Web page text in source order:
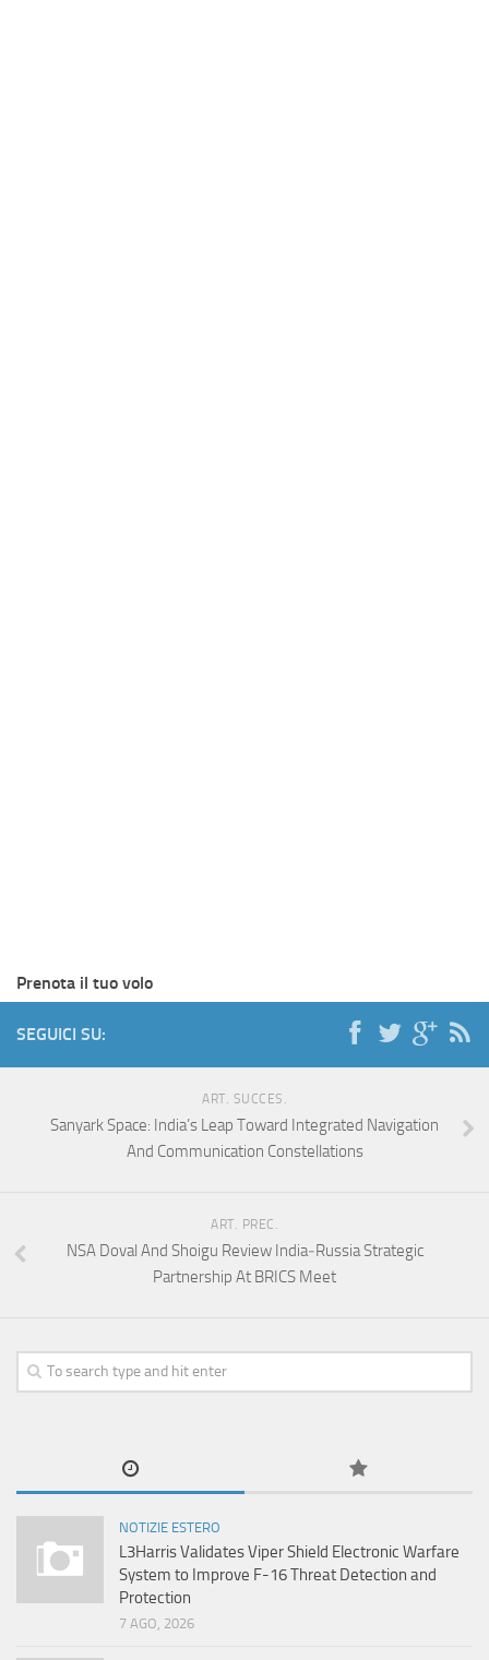
Prenota il tuo volo
SEGUICI SU:
ART. SUCCES.
Sanyark Space: India’s Leap Toward Integrated Navigation
And Communication Constellations
ART. PREC.
NSA Doval And Shoigu Review India‑Russia Strategic
Partnership At BRICS Meet
NOTIZIE ESTERO
L3Harris Validates Viper Shield Electronic Warfare
System to Improve F-16 Threat Detection and
Protection
7 AGO, 2026